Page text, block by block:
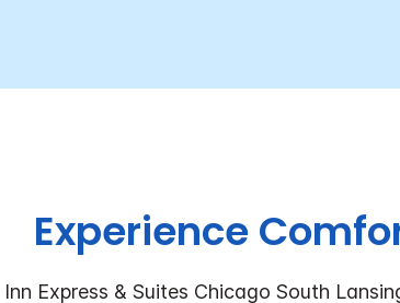
Experience
Express & Suites Chicago South